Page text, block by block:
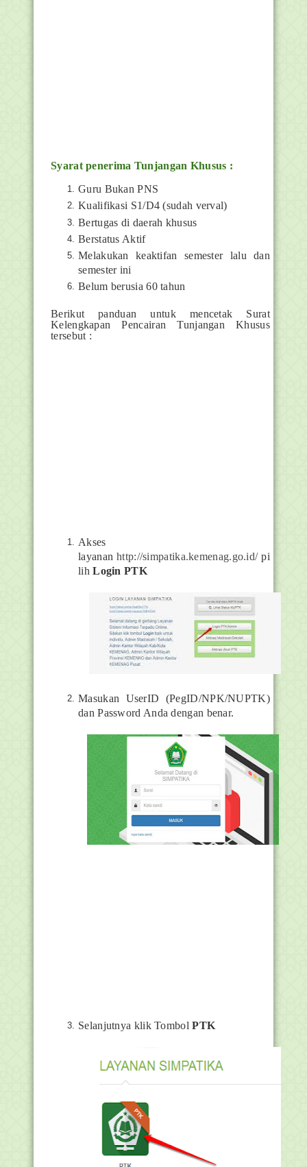
Syarat penerima Tunjangan Khusus :
Guru Bukan PNS
Kualifikasi S1/D4 (sudah verval)
Bertugas di daerah khusus
Berstatus Aktif
Melakukan keaktifan semester lalu dan
semester ini
Belum berusia 60 tahun
Berikut panduan untuk mencetak Surat
Kelengkapan Pencairan Tunjangan Khusus
tersebut :
Akses
layananhttp://simpatika.kemenag.go.id/pi
lihLogin PTK
Masukan UserID (PegID/NPK/NUPTK)
dan Password Anda dengan benar.
Selanjutnya klik TombolPTK